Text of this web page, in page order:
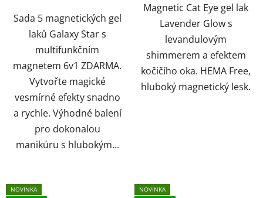
Sada 5 magnetických gel
laků Galaxy Star s
multifunkčním
magnetem 6v1 ZDARMA.
Vytvořte magické
vesmírné efekty snadno
a rychle. Výhodné balení
pro dokonalou
manikúru s hlubokým...
Magnetic Cat Eye gel lak
Lavender Glow s
levandulovým
shimmerem a efektem
kočičího oka. HEMA Free,
hluboký magnetický lesk.
NOVINKA
NOVINKA